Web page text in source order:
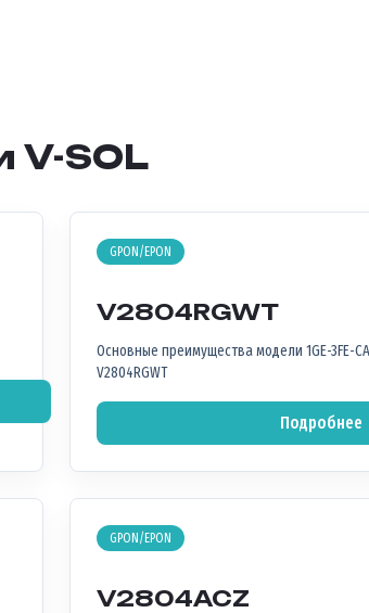
V-SOL
GPON/EPON
V2804RGWT
Основные преимущества модели 1GE-3FE-
V2804RGWT
Подробнее
GPON/EPON
V2804ACZ